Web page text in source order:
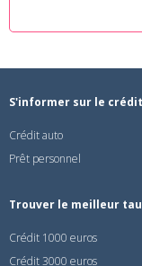
S'informer sur le
Crédit auto
Prêt personnel
Trouver le meilleur
Crédit 1000 euros
Crédit 3000 euros